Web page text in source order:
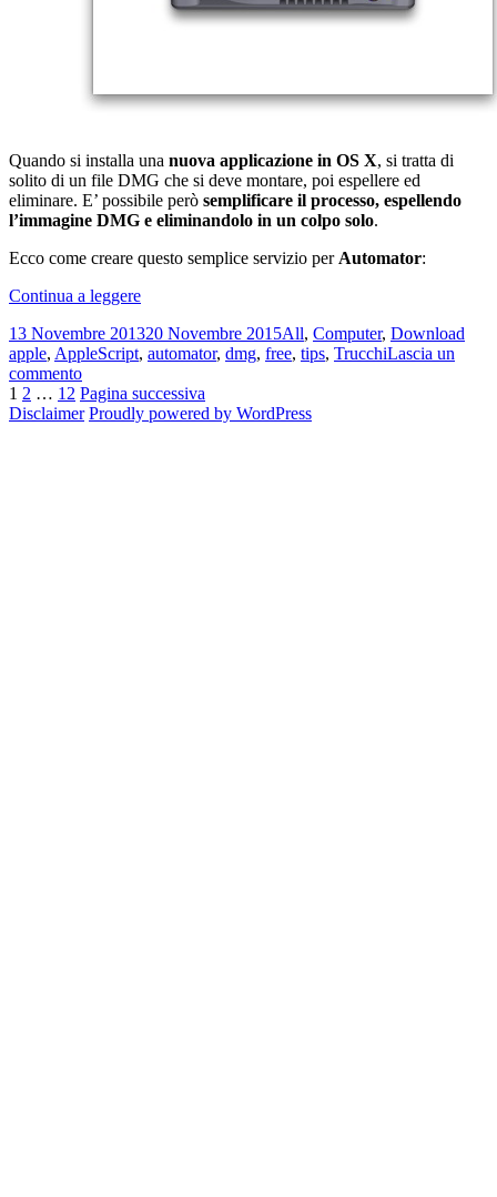
Quando si installa una nuova applicazione in OS X, si tratta di
solito di un file DMG che si deve montare, poi espellere ed
eliminare. E’ possibile però semplificare il processo, espellendo
l’immagine DMG e eliminandolo in un colpo solo.
Ecco come creare questo semplice servizio per Automator:
Continua a leggereCome
automaticamente
un
quando
lo
Scritto
il
13 Novembre 201320 Novembre 2015Categorie
All, Computer, Download
apple, AppleScript, automator, dmg, free, tips, TrucchiLascia un
commentosu
Come
cancellare
Navigazione
articoli
Pagina
1 Pagina
2 … Pagina
12 Pagina successiva
Disclaimer Proudly powered by WordPress